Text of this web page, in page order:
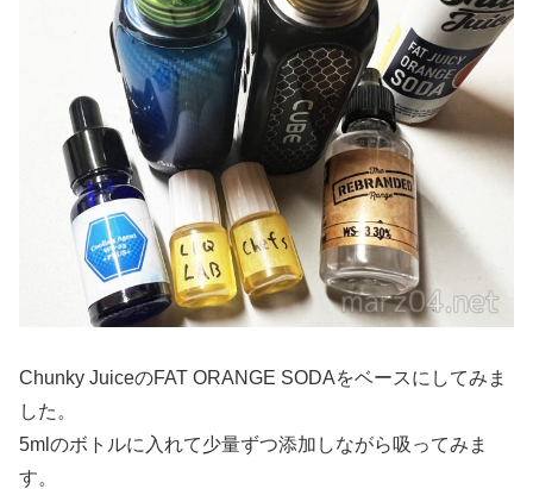
Chunky JuiceのFAT ORANGE SODAをベースにしてみま
した。
5mlのボトルに入れて少量ずつ添加しながら吸ってみま
す。